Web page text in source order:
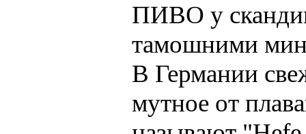
ПИВО у
тамошними
В Германии
мутное от